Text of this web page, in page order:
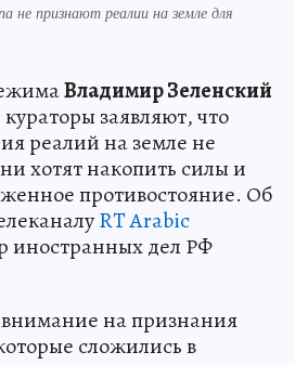
не признают реалии на земле для
Владимир Зеленский
заявляют, что
реалий на земле не
хотят накопить силы и
противостояние. Об
RT Arabic
иностранных дел РФ
на признания
сложились в